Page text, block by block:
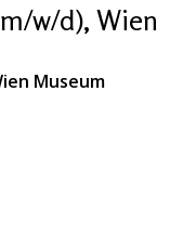
w/d), Wien
Museum